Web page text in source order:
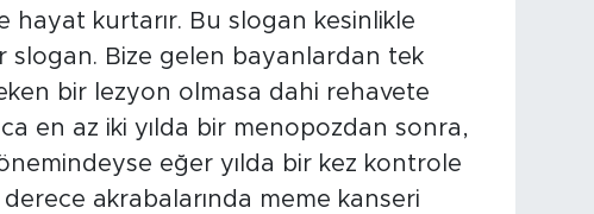
hayat kurtarır. Bu slogan kesinlikle
slogan. Bize gelen bayanlardan tek
bir lezyon olmasa dahi rehavete
en az iki yılda bir menopozdan sonra,
eğer yılda bir kez kontrole
akrabalarında meme kanseri